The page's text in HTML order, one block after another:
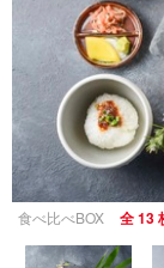
食べ比べBOX 全 13